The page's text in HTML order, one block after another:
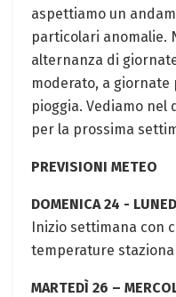
aspettiamo‌ un
particolari anomalie.
alternanza di
moderato, a⁣
pioggia. Vediamo
per la prossima
PREVISIONI METEO
DOMENICA‌ 24 ⁢-​
Inizio settimana con
temperature
MARTEDÌ 26 –